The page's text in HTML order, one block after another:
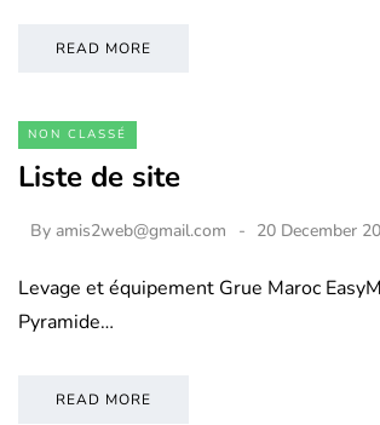
READ MORE
NON CLASSÉ
Liste de site
By amis2web@gmail.com 20 December
Levage et équipement Grue Maroc
Pyramide…
READ MORE